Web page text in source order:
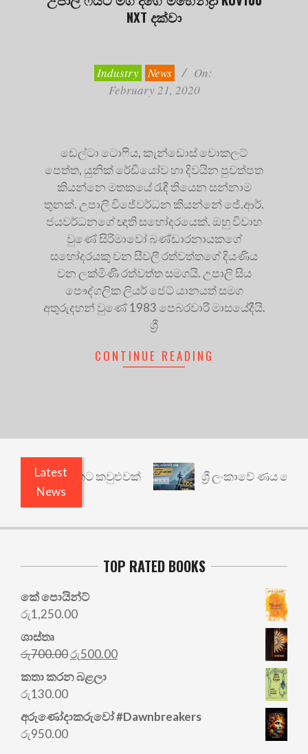
NXT දක්වා
Industry News
On:
February 21, 2020
ඩෙල්ටා ටොෆිය, කැන්ඩොස් චොකලට්
පෙත්ත, යුනික් රේඩියෝව හා දිවයින පුවත්පත
කියන්නෙ මතකයේ රැඳී තියෙන සන්නාම
තුනක්. උපාලි විජේවර්ධන කියන්නේ ජේ.ආර්.
ජයවර්ධනගේ ඥාති සහෝදරයෙක්. ඔහු විවාහ
වුණේ සිරිමාවෝ බණ්ඩාරනායකගේ
සහෝදරයකු වන සීවලී රත්වත්තගේ දියණිය
වන ලක්මිණි රත්වත්ත සමගයි. උපාලි සිය
පෞද්ගලික ලියර් ජෙට් යානයත් සමග
අතුරුදහන් වුණේ 1983 පෙබරවාරි මාසයේදීයි.
ශ්‍රී
CONTINUE READING
Latest
News
යථාර්ථයකට කවුළුවක් ශ්‍රී ලංකාවේ ණය
TOP RATED BOOKS
කේ පොයින්ට්
රු1,250.00
ශාස්තෘ
රු700.00Original
price
was:
රු500.00Current
කතා කරන බළලා
රු130.00
අරු‍ණෝදාකරුවෝ #Dawnbreakers
රු950.00